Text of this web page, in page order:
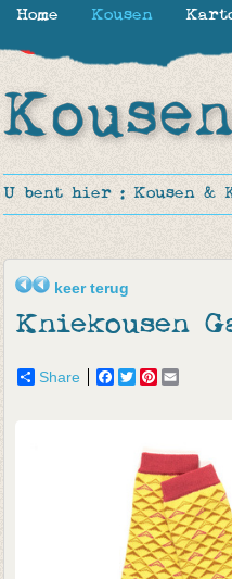
U bent hier : Kousen &
keer terug
Kniekousen
Share Facebook
TwitterPinterest
Home Kousen